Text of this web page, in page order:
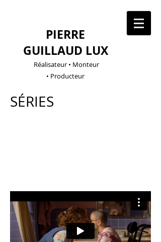
PIERRE
GUILLAUD LUX
Réalisateur • Monteur
• Producteur
SÉRIES